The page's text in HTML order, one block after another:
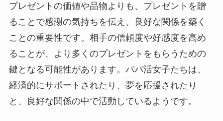
プレゼントの価値や品物よりも、プレゼントを贈
ることで感謝の気持ちを伝え、良好な関係を築く
ことの重要性です。相手の信頼度や好感度を高め
ることが、より多くのプレゼントをもらうための
鍵となる可能性があります。パパ活女子たちは、
経済的にサポートされたり、夢を応援されたり
と、良好な関係の中で活動しているようです。